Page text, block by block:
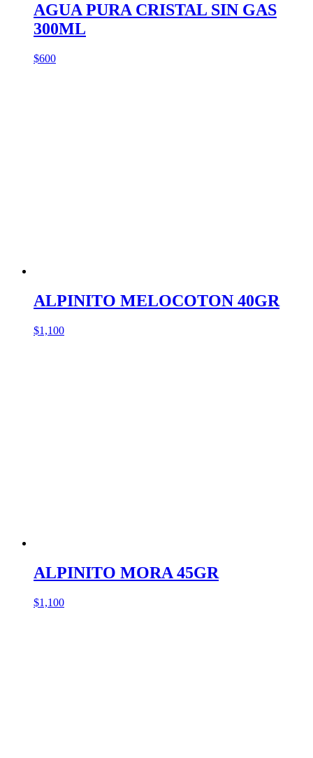
AGUA PURA CRISTAL SIN GAS
300ML
$600
ALPINITO MELOCOTON 40GR
$1,100
ALPINITO MORA 45GR
$1,100